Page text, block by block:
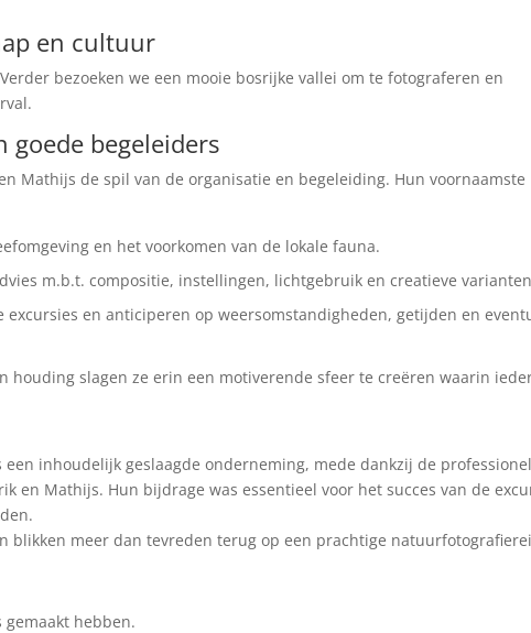
en cultuur
bezoeken we een mooie bosrijke vallei om te fotograferen en
goede begeleiders
Mathijs de spil van de organisatie en begeleiding. Hun voornaamste
en het voorkomen van de lokale fauna.
m.b.t. compositie, instellingen, lichtgebruik en creatieve
excursies en anticiperen op weersomstandigheden, getijden en
houding slagen ze erin een motiverende sfeer te creëren waarin
inhoudelijk geslaagde onderneming, mede dankzij de
en Mathijs. Hun bijdrage was essentieel voor het succes van de
blikken meer dan tevreden terug op een prachtige
gemaakt hebben.